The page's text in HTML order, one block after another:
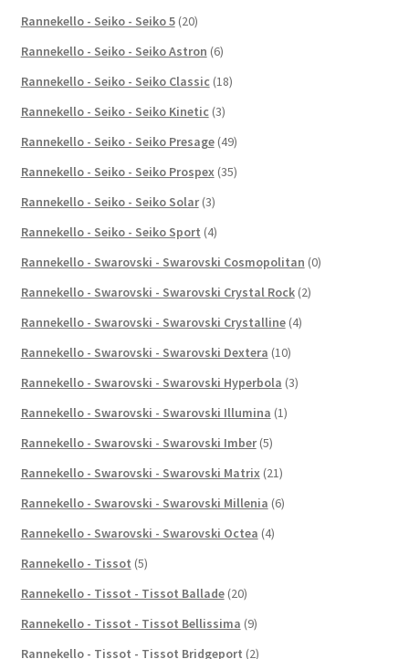
Rannekello - Seiko - Seiko 5 (20)
Rannekello - Seiko - Seiko Astron (6)
Rannekello - Seiko - Seiko Classic (18)
Rannekello - Seiko - Seiko Kinetic (3)
Rannekello - Seiko - Seiko Presage (49)
Rannekello - Seiko - Seiko Prospex (35)
Rannekello - Seiko - Seiko Solar (3)
Rannekello - Seiko - Seiko Sport (4)
Rannekello - Swarovski - Swarovski Cosmopolitan (0)
Rannekello - Swarovski - Swarovski Crystal Rock (2)
Rannekello - Swarovski - Swarovski Crystalline (4)
Rannekello - Swarovski - Swarovski Dextera (10)
Rannekello - Swarovski - Swarovski Hyperbola (3)
Rannekello - Swarovski - Swarovski Illumina (1)
Rannekello - Swarovski - Swarovski Imber (5)
Rannekello - Swarovski - Swarovski Matrix (21)
Rannekello - Swarovski - Swarovski Millenia (6)
Rannekello - Swarovski - Swarovski Octea (4)
Rannekello - Tissot (5)
Rannekello - Tissot - Tissot Ballade (20)
Rannekello - Tissot - Tissot Bellissima (9)
Rannekello - Tissot - Tissot Bridgeport (2)